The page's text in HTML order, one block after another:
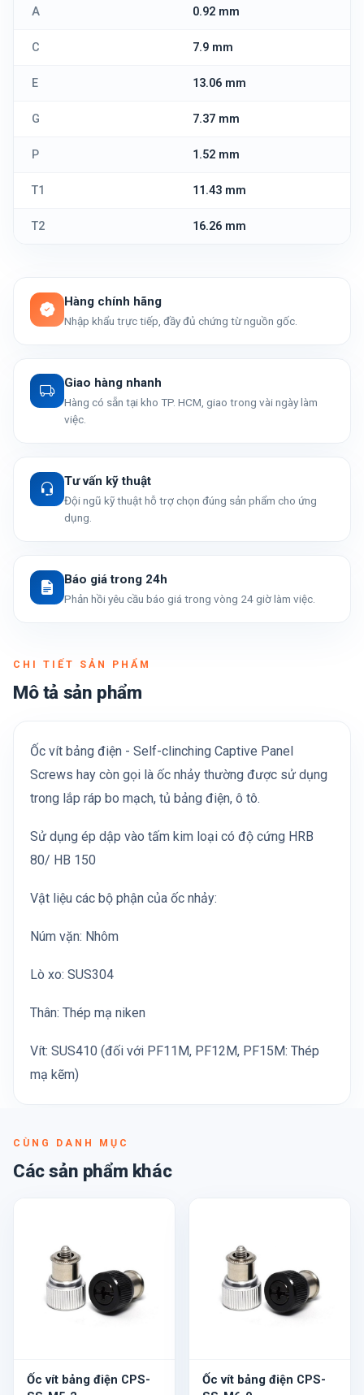
A 0.92 mm
C 7.9 mm
E 13.06 mm
G 7.37 mm
P 1.52 mm
T1 11.43 mm
T2 16.26 mm
Hàng chính hãng
Nhập khẩu trực tiếp, đầy đủ chứng từ nguồn gốc.
Giao hàng nhanh
Hàng có sẵn tại kho TP. HCM, giao trong vài ngày làm
việc.
Tư vấn kỹ thuật
Đội ngũ kỹ thuật hỗ trợ chọn đúng sản phẩm cho ứng
dụng.
Báo giá trong 24h
Phản hồi yêu cầu báo giá trong vòng 24 giờ làm việc.
CHI TIẾT SẢN PHẨM
Mô tả sản phẩm
Ốc vít bảng điện - Self-clinching Captive Panel
Screws hay còn gọi là ốc nhảy thường được sử dụng
trong lắp ráp bo mạch, tủ bảng điện, ô tô.
Sử dụng ép dập vào tấm kim loại có độ cứng HRB
80/ HB 150
Vật liệu các bộ phận của ốc nhảy:
Núm vặn: Nhôm
Lò xo: SUS304
Thân: Thép mạ niken
Vít: SUS410 (đối với PF11M, PF12M, PF15M: Thép
mạ kẽm)
CÙNG DANH MỤC
Các sản phẩm khác
Ốc vít bảng điện CPS-
Ốc vít bảng điện CPS-